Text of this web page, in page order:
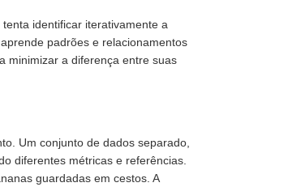
identificar iterativamente a
padrões e relacionamentos
minimizar a diferença entre suas
Um conjunto de dados separado,
diferentes métricas e referências.
guardadas em cestos. A